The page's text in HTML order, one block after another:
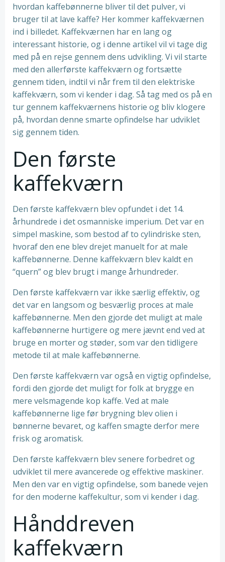
hvordan kaffebønnerne bliver til det pulver, vi
bruger til at lave kaffe? Her kommer kaffekværnen
ind i billedet. Kaffekværnen har en lang og
interessant historie, og i denne artikel vil vi tage dig
med på en rejse gennem dens udvikling. Vi vil starte
med den allerførste kaffekværn og fortsætte
gennem tiden, indtil vi når frem til den elektriske
kaffekværn, som vi kender i dag. Så tag med os på en
tur gennem kaffekværnens historie og bliv klogere
på, hvordan denne smarte opfindelse har udviklet
sig gennem tiden.
Den første
kaffekværn
Den første kaffekværn blev opfundet i det 14.
århundrede i det osmanniske imperium. Det var en
simpel maskine, som bestod af to cylindriske sten,
hvoraf den ene blev drejet manuelt for at male
kaffebønnerne. Denne kaffekværn blev kaldt en
“quern” og blev brugt i mange århundreder.
Den første kaffekværn var ikke særlig effektiv, og
det var en langsom og besværlig proces at male
kaffebønnerne. Men den gjorde det muligt at male
kaffebønnerne hurtigere og mere jævnt end ved at
bruge en morter og støder, som var den tidligere
metode til at male kaffebønnerne.
Den første kaffekværn var også en vigtig opfindelse,
fordi den gjorde det muligt for folk at brygge en
mere velsmagende kop kaffe. Ved at male
kaffebønnerne lige før brygning blev olien i
bønnerne bevaret, og kaffen smagte derfor mere
frisk og aromatisk.
Den første kaffekværn blev senere forbedret og
udviklet til mere avancerede og effektive maskiner.
Men den var en vigtig opfindelse, som banede vejen
for den moderne kaffekultur, som vi kender i dag.
Hånddreven
kaffekværn